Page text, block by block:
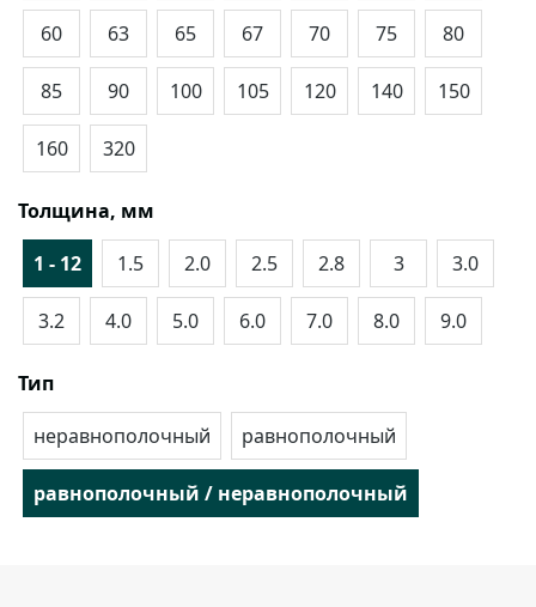
60 63 65 67 70 75 80
85 90 100 105 120 140 150
160 320
Толщина, мм
1 - 12
1.5 2.0 2.5 2.8 3 3.0
3.2 4.0 5.0 6.0 7.0 8.0 9.0
Тип
неравнополочный
равнополочный
равнополочный / неравнополочный